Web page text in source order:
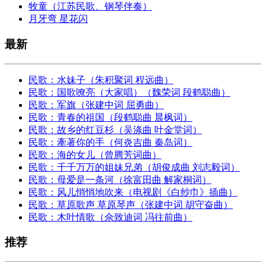
牧童（江苏民歌、钢琴伴奏）
月牙弯 星花闪
最新
民歌：水妹子（朱积聚词 程远曲）
民歌：国歌嘹亮（大家唱）（魏荣词 段鹤聪曲）
民歌：军旗（张建中词 屈勇曲）
民歌：青春的祖国（段鹤聪曲 晨枫词）
民歌：故乡的红豆杉（吴涤曲 叶金堂词）
民歌：牽著你的手（何炎吉曲 秦岛词）
民歌：海的女儿（曾腾芳词曲）
民歌：千千万万的姐妹兄弟（胡俊成曲 刘志毅词）
民歌：母爱是一条河（徐富田曲 解家桐词）
民歌：风儿悄悄地吹来（电视剧《白纱巾》插曲）
民歌：草原歌声 草原琴声（张建中词 胡守奋曲）
民歌：木叶情歌（佘致迪词 冯往前曲）
推荐